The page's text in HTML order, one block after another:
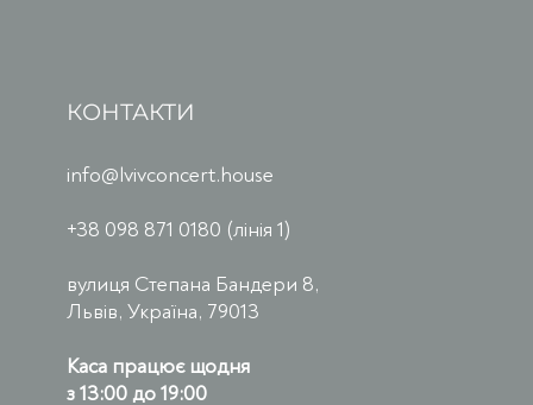
КОНТАКТИ
info@lvivconcert.house
+38 098 871 0180 (лінія 1)
вулиця Степана Бандери 8,
Львів, Україна, 79013
Каса працює щодня
з 13:00 до 19:00